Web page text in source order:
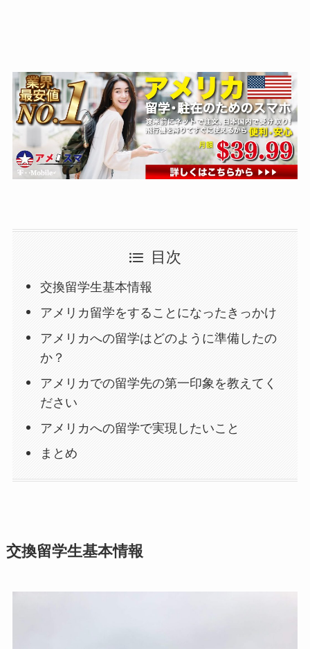
目次
交換留学生基本情報
アメリカ留学をすることになったきっかけ
アメリカへの留学はどのように準備したの
か？
アメリカでの留学先の第一印象を教えてく
ださい
アメリカへの留学で実現したいこと
まとめ
交換留学生基本情報